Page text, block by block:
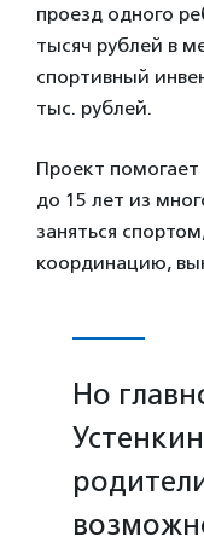
проезд одного
тысяч рублей в
спортивный
тыс. рублей.
Проект
до 15 лет из
заняться
координацию,
Но